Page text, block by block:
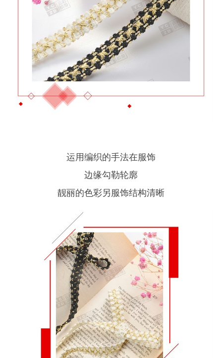
运用编织的手法在服饰
边缘勾勒轮廓
靓丽的色彩另服饰结构清晰